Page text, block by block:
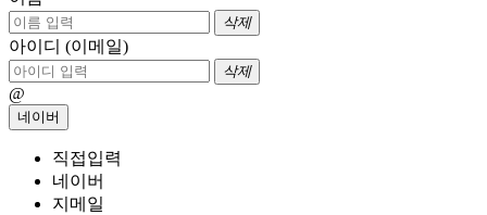
삭제
아이디 (이메일)
삭제
@
네이버
직접입력
네이버
지메일